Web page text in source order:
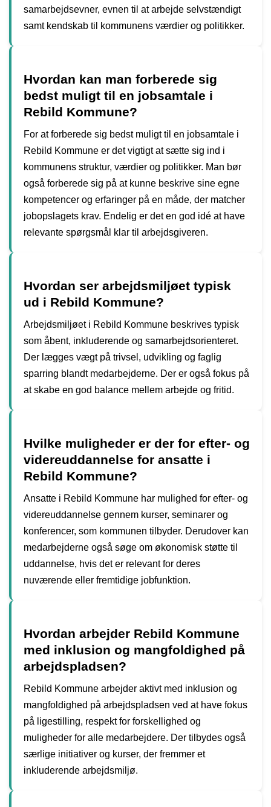
samarbejdsevner, evnen til at arbejde selvstændigt
samt kendskab til kommunens værdier og politikker.
Hvordan kan man forberede sig
bedst muligt til en jobsamtale i
Rebild Kommune?
For at forberede sig bedst muligt til en jobsamtale i
Rebild Kommune er det vigtigt at sætte sig ind i
kommunens struktur, værdier og politikker. Man bør
også forberede sig på at kunne beskrive sine egne
kompetencer og erfaringer på en måde, der matcher
jobopslagets krav. Endelig er det en god idé at have
relevante spørgsmål klar til arbejdsgiveren.
Hvordan ser arbejdsmiljøet typisk
ud i Rebild Kommune?
Arbejdsmiljøet i Rebild Kommune beskrives typisk
som åbent, inkluderende og samarbejdsorienteret.
Der lægges vægt på trivsel, udvikling og faglig
sparring blandt medarbejderne. Der er også fokus på
at skabe en god balance mellem arbejde og fritid.
Hvilke muligheder er der for efter- og
videreuddannelse for ansatte i
Rebild Kommune?
Ansatte i Rebild Kommune har mulighed for efter- og
videreuddannelse gennem kurser, seminarer og
konferencer, som kommunen tilbyder. Derudover kan
medarbejderne også søge om økonomisk støtte til
uddannelse, hvis det er relevant for deres
nuværende eller fremtidige jobfunktion.
Hvordan arbejder Rebild Kommune
med inklusion og mangfoldighed på
arbejdspladsen?
Rebild Kommune arbejder aktivt med inklusion og
mangfoldighed på arbejdspladsen ved at have fokus
på ligestilling, respekt for forskellighed og
muligheder for alle medarbejdere. Der tilbydes også
særlige initiativer og kurser, der fremmer et
inkluderende arbejdsmiljø.